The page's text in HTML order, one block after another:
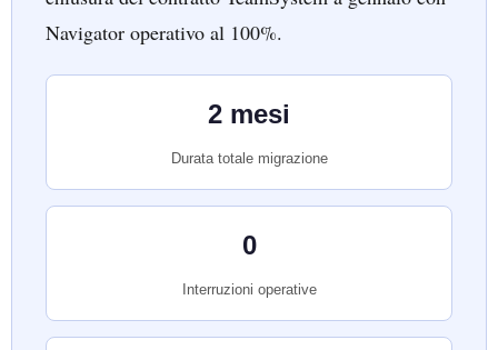
Navigator operativo al 100%.
2 mesi
Durata totale migrazione
0
Interruzioni operative